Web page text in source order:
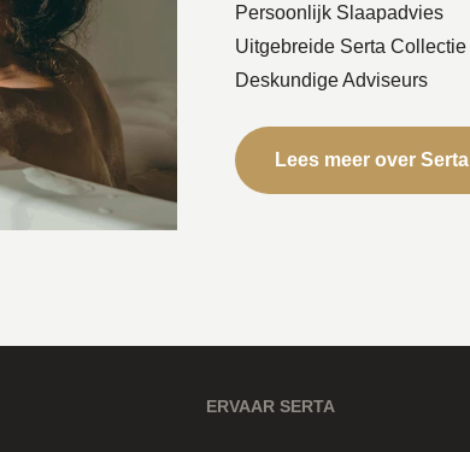
Persoonlijk Slaapadvies
Uitgebreide Serta Collectie
Deskundige Adviseurs
Lees meer over Serta
ERVAAR SERTA